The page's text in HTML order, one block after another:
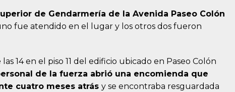
de Gendarmería de la Avenida Paseo Colón
fue atendido en el lugar y los otros dos fueron
14 en el piso 11 del edificio ubicado en Paseo Colón
de la fuerza abrió una encomienda que
cuatro meses atrás y se encontraba resguardada